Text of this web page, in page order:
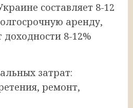
составляет 8-12
аренду,
доходности 8-12%
затрат:
ремонт,